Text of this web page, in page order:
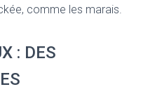
comme les marais.
: DES